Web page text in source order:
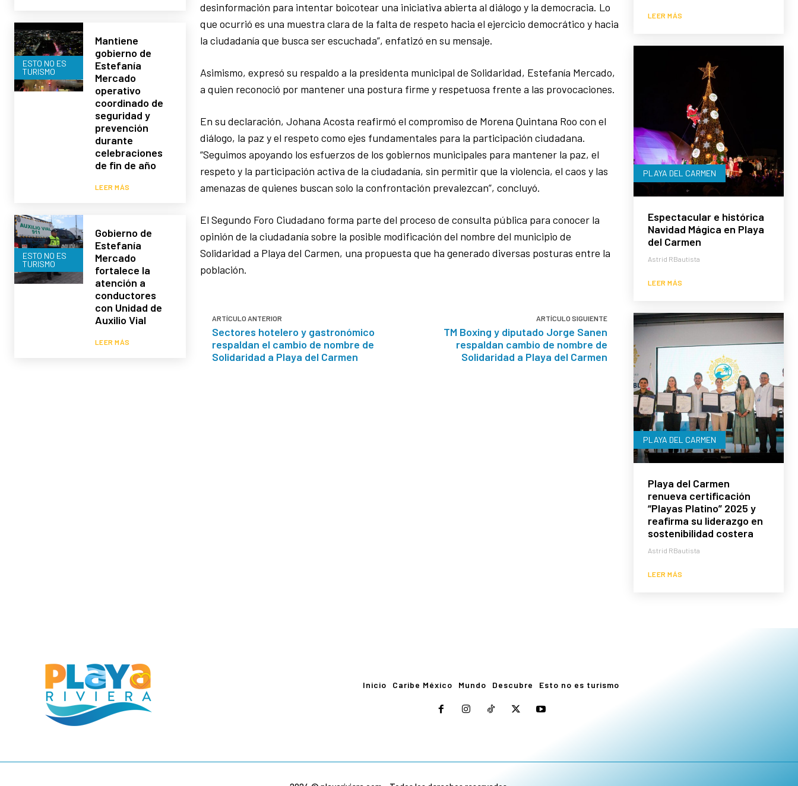
ESTO NO ES
TURISMO
Mantiene
gobierno de
Estefanía
Mercado
operativo
coordinado de
seguridad y
prevención
durante
celebraciones
de fin de año
LEER MÁS
ESTO NO ES
TURISMO
Gobierno de
Estefanía
Mercado
fortalece la
atención a
conductores
con Unidad de
Auxilio Vial
LEER MÁS
desinformación para intentar boicotear una iniciativa abierta al diálogo y la democracia. Lo
que ocurrió es una muestra clara de la falta de respeto hacia el ejercicio democrático y hacia
la ciudadanía que busca ser escuchada”, enfatizó en su mensaje.
Asimismo, expresó su respaldo a la presidenta municipal de Solidaridad, Estefanía Mercado,
a quien reconoció por mantener una postura firme y respetuosa frente a las provocaciones.
En su declaración, Johana Acosta reafirmó el compromiso de Morena Quintana Roo con el
diálogo, la paz y el respeto como ejes fundamentales para la participación ciudadana.
“Seguimos apoyando los esfuerzos de los gobiernos municipales para mantener la paz, el
respeto y la participación activa de la ciudadanía, sin permitir que la violencia, el caos y las
amenazas de quienes buscan solo la confrontación prevalezcan”, concluyó.
El Segundo Foro Ciudadano forma parte del proceso de consulta pública para conocer la
opinión de la ciudadanía sobre la posible modificación del nombre del municipio de
Solidaridad a Playa del Carmen, una propuesta que ha generado diversas posturas entre la
población.
ARTÍCULO ANTERIOR
Sectores hotelero y gastronómico
respaldan el cambio de nombre de
Solidaridad a Playa del Carmen
ARTÍCULO SIGUIENTE
TM Boxing y diputado Jorge Sanen
respaldan cambio de nombre de
Solidaridad a Playa del Carmen
LEER MÁS
PLAYA DEL CARMEN
Espectacular e histórica
Navidad Mágica en Playa
del Carmen
Astrid RBautista
LEER MÁS
PLAYA DEL CARMEN
Playa del Carmen
renueva certificación
“Playas Platino” 2025 y
reafirma su liderazgo en
sostenibilidad costera
Astrid RBautista
LEER MÁS
Inicio Caribe México Mundo Descubre Esto no es turismo